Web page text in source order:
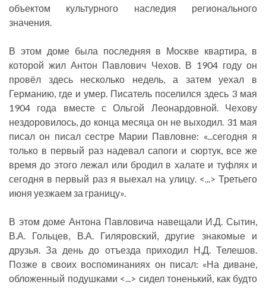
объектом культурного наследия регионального
значения.
В этом доме была последняя в Москве квартира, в
которой жил Антон Павлович Чехов. В 1904 году он
провёл здесь несколько недель, а затем уехал в
Германию, где и умер. Писатель поселился здесь 3 мая
1904 года вместе с Ольгой Леонардовной. Чехову
нездоровилось, до конца месяца он не выходил. 31 мая
писал он писал сестре Марии Павловне: «...сегодня я
только в первый раз надевал сапоги и сюртук, все же
время до этого лежал или бродил в халате и туфлях и
сегодня в первый раз я выехал на улицу. <...> Третьего
июня уезжаем за границу».
В этом доме Антона Павловича навещали И.Д. Сытин,
В.А. Гольцев, В.А. Гиляровский, другие знакомые и
друзья. За день до отъезда приходил Н.Д. Телешов.
Позже в своих воспоминаниях он писал: «На диване,
обложенный подушками <...> сидел тоненький, как будто